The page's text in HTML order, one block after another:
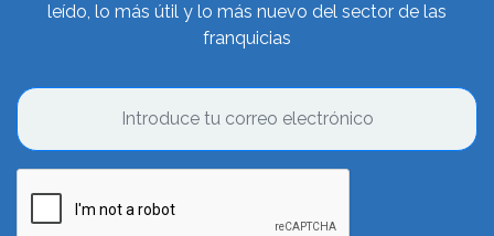
leído, lo más útil y lo más nuevo del sector de las
franquicias